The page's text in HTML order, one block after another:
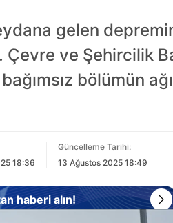
gelen
ve Şehircilik
bölümün
18:36
Güncelleme Tarihi:
13 Ağustos 2025 18:49
haberi alın!